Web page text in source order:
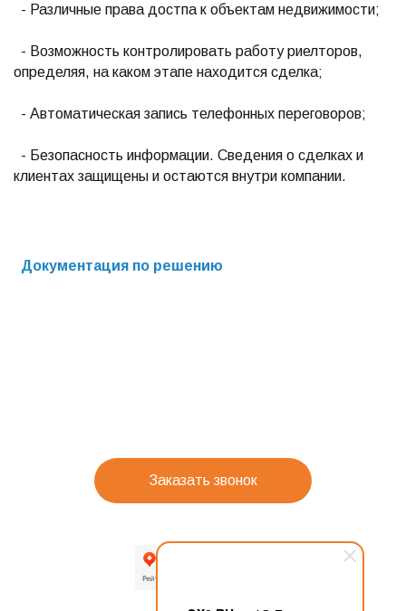
- Различные права достпа к объектам недвижимости;
- Возможность контролировать работу риелторов,
определяя, на каком этапе находится сделка;
- Автоматическая запись телефонных переговоров;
- Безопасность информации. Сведения о сделках и
клиентах защищены и остаются внутри компании.
Документация по решению
Заказать звонок